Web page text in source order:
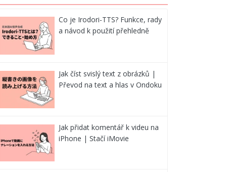
Co je Irodori-TTS? Funkce, rady
a návod k použití přehledně
Jak číst svislý text z obrázků |
Převod na text a hlas v Ondoku
Jak přidat komentář k videu na
iPhone | Stačí iMovie